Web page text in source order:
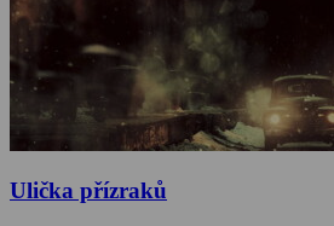
Ulička přízraků